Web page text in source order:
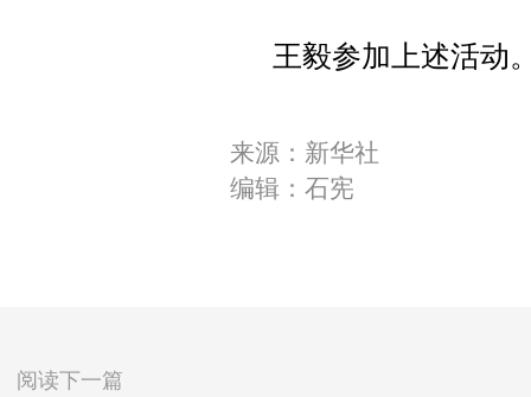
王毅参加上述活动
来源：新华社
编辑：石宪
阅读下一篇